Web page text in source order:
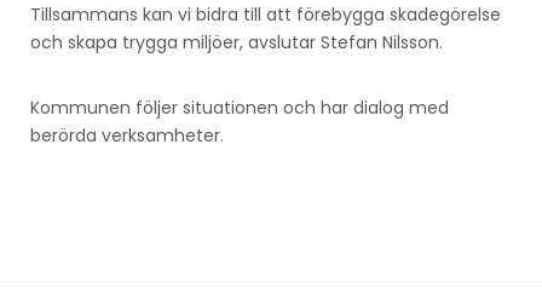
Tillsammans kan vi bidra till att förebygga skadegörelse
och skapa trygga miljöer, avslutar Stefan Nilsson.
Kommunen följer situationen och har dialog med
berörda verksamheter.